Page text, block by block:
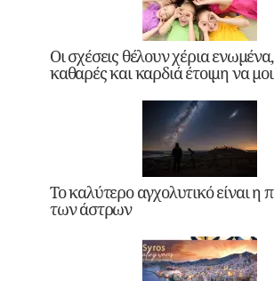
Οι σχέσεις θέλουν χέρια
καθαρές και καρδιά έτοιμη να
Το καλύτερο αγχολυτικό είναι η
των άστρων